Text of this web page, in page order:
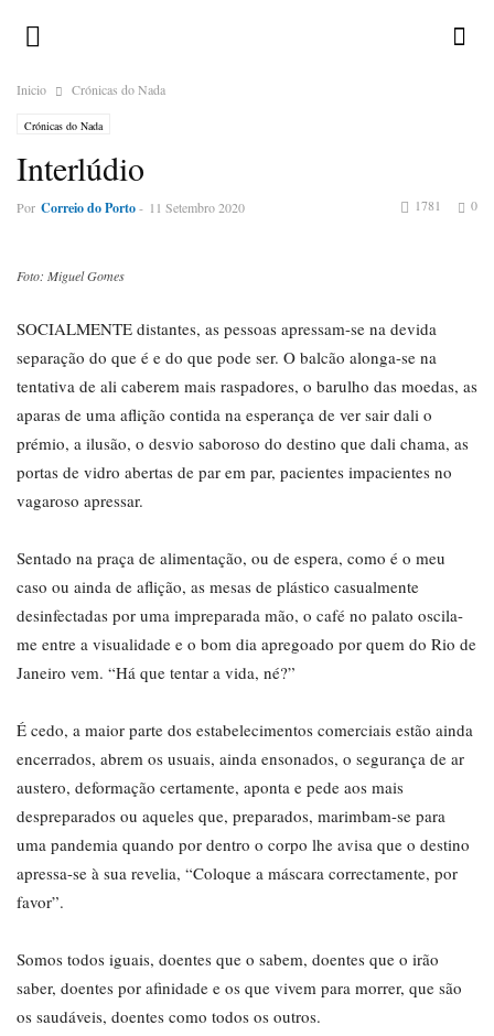
Inicio Crónicas do Nada
Crónicas do Nada
Interlúdio
Por Correio do Porto- 11 Setembro 2020 0
1781
Foto: Miguel Gomes
SOCIALMENTE distantes, as pessoas apressam-se na devida
separação do que é e do que pode ser. O balcão alonga-se na
tentativa de ali caberem mais raspadores, o barulho das moedas, as
aparas de uma aflição contida na esperança de ver sair dali o
prémio, a ilusão, o desvio saboroso do destino que dali chama, as
portas de vidro abertas de par em par, pacientes impacientes no
vagaroso apressar.
Sentado na praça de alimentação, ou de espera, como é o meu
caso ou ainda de aflição, as mesas de plástico casualmente
desinfectadas por uma impreparada mão, o café no palato oscila-
me entre a visualidade e o bom dia apregoado por quem do Rio de
Janeiro vem. “Há que tentar a vida, né?”
É cedo, a maior parte dos estabelecimentos comerciais estão ainda
encerrados, abrem os usuais, ainda ensonados, o segurança de ar
austero, deformação certamente, aponta e pede aos mais
despreparados ou aqueles que, preparados, marimbam-se para
uma pandemia quando por dentro o corpo lhe avisa que o destino
apressa-se à sua revelia, “Coloque a máscara correctamente, por
favor”.
Somos todos iguais, doentes que o sabem, doentes que o irão
saber, doentes por afinidade e os que vivem para morrer, que são
os saudáveis, doentes como todos os outros.